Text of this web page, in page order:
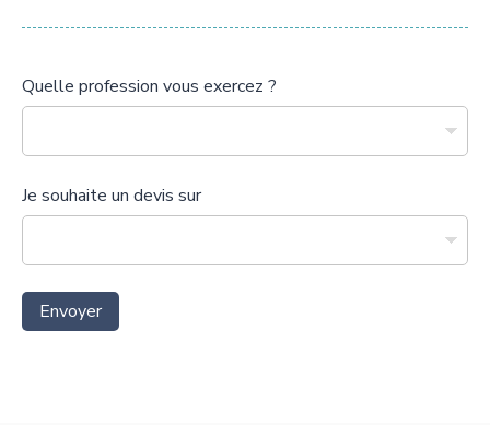
Quelle profession vous exercez ?
Je souhaite un devis sur
Envoyer